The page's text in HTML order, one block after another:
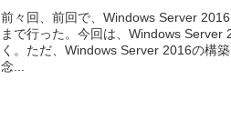
前々回、前回で、Windows Server
まで行った。今回は、Windows Server
く。ただ、Windows Server 2016の構
念...